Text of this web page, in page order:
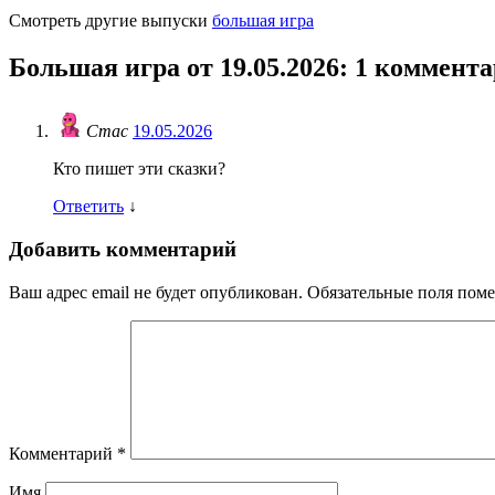
Смотреть другие выпуски большая игра
Большая игра от 19.05.2026: 1
Стас 19.05.2026
Кто пишет эти сказки?
Ответить ↓
Добавить комментарий
Ваш адрес email не будет опубликован. Обязательные поля
Комментарий *